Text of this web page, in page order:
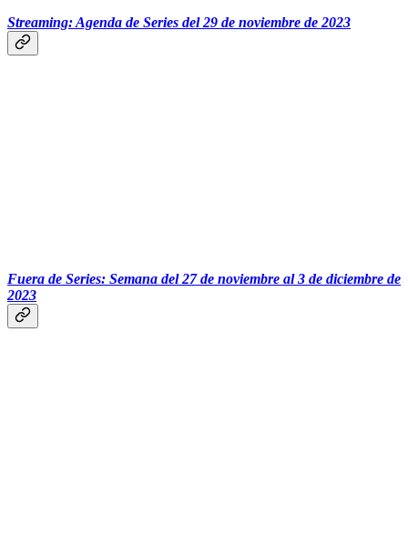
Streaming: Agenda de Series del 29 de noviembre de 2023
Fuera de Series: Semana del 27 de noviembre al 3 de diciembre de
2023